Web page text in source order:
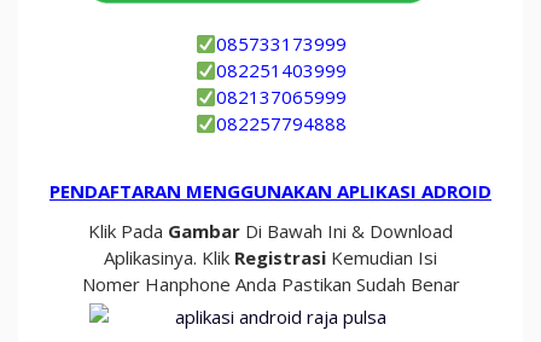
085733173999
082251403999
082137065999
082257794888
PENDAFTARAN MENGGUNAKAN APLIKASI ADROID
Klik Pada Gambar Di Bawah Ini & Download
Aplikasinya. Klik Registrasi Kemudian Isi
Nomer Hanphone Anda Pastikan Sudah Benar